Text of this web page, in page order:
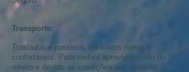
Transporte:
Traslados e passeios em carros novos e
confortáveis. Para melhor aproveitamento do
roteiro e devido as condições das estradas